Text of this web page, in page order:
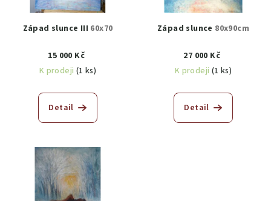
Západ slunce III 60x70
15 000 Kč
K prodeji (1 ks)
Detail
Západ slunce 80x90cm
27 000 Kč
K prodeji (1 ks)
Detail